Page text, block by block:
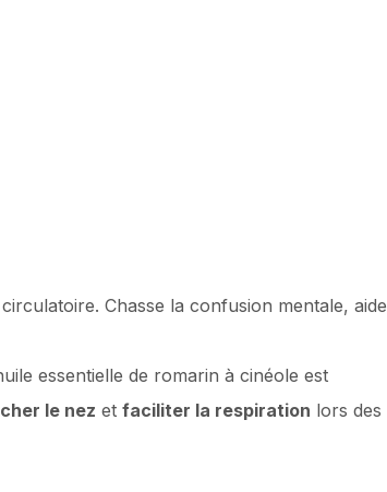
Chasse la confusion mentale, aide
essentielle de romarin à cinéole est
le nez et faciliter la respiration lors des